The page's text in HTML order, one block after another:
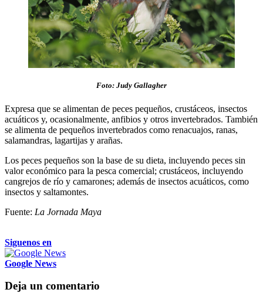
Foto: Judy Gallagher
Expresa que se alimentan de peces pequeños, crustáceos, insectos
acuáticos y, ocasionalmente, anfibios y otros invertebrados. También
se alimenta de pequeños invertebrados como renacuajos, ranas,
salamandras, lagartijas y arañas.
Los peces pequeños son la base de su dieta, incluyendo peces sin
valor económico para la pesca comercial; crustáceos, incluyendo
cangrejos de río y camarones; además de insectos acuáticos, como
insectos y saltamontes.
Fuente: La Jornada Maya
Siguenos en
Google News
Deja un comentario